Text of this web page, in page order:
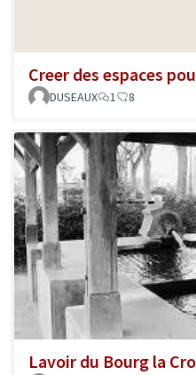
Creer des espaces
DUSEAUX
1 8
Lavoir du Bourg la